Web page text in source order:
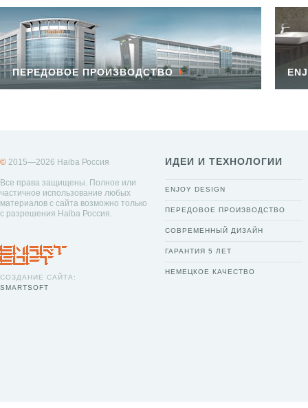
ПЕРЕДОВОЕ ПРОИЗВОДСТВО
© 2015—2026 Haiba Россия
Все права защищены. Полное или
частичное использование любых
материалов с сайта возможно только
с разрешения Haiba Россия.
СОЗДАНИЕ САЙТА:
SMARTSOFT
ИДЕИ И ТЕХНОЛОГИИ
ENJOY DESIGN
ПЕРЕДОВОЕ ПРОИЗВОДСТВО
СОВРЕМЕННЫЙ ДИЗАЙН
ГАРАНТИЯ 5 ЛЕТ
НЕМЕЦКОЕ КАЧЕСТВО